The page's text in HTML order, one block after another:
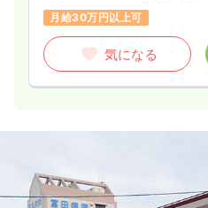
4週8休以上
月給27万円以上可
気になる
月給30万円以上可
気になる